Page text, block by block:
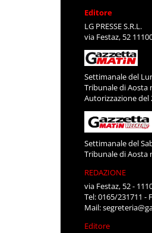
Editore
LG PRESSE S.R.L.
via Festaz, 52
Settimanale del
Tribunale di Aosta
Autorizzazione del
Settimanale del
Tribunale di Aosta
REDAZIONE
via Festaz, 52 -
Tel: 0165/231711 -
Mail:
Editore